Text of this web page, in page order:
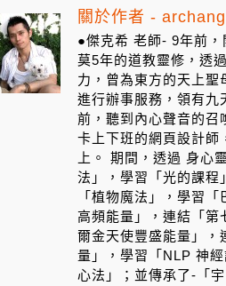
關於作者 -
●傑克希 老師- 9年前
莫5年的道教靈修，透
力，曾為東方的天上
進行辦事服務，領有
前，聽到內心聲音的召
卡上下班的網頁設計師
上。 期間，透過 身心
法」，學習「光的課程
「植物魔法」，學習
高頻能量」，連結「第
爾金天使豐盛能量」，
量」，學習「NLP 神
心法」；並傳承了-「